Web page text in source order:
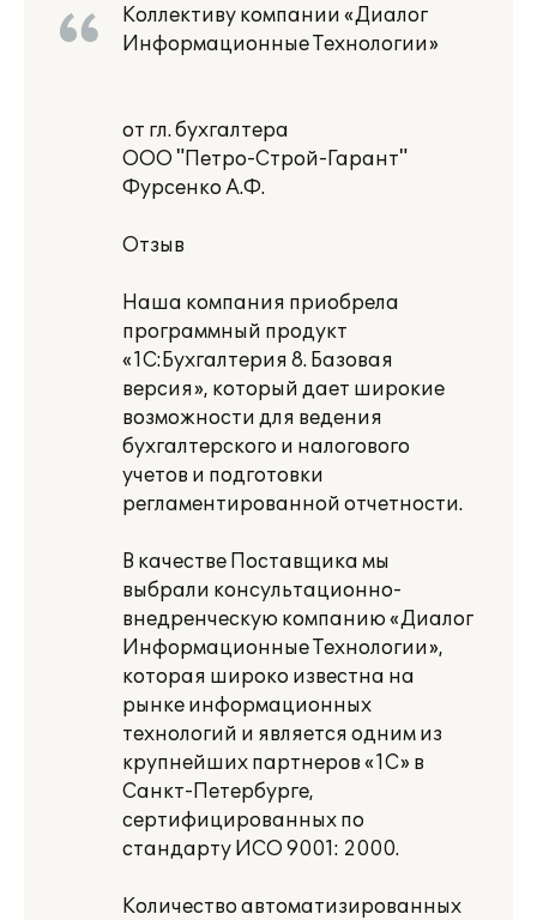
Коллективу компании «Диалог
Информационные Технологии»
от гл. бухгалтера
ООО "Петро-Строй-Гарант"
Фурсенко А.Ф.
Отзыв
Наша компания приобрела
программный продукт
«1С:Бухгалтерия 8. Базовая
версия», который дает широкие
возможности для ведения
бухгалтерского и налогового
учетов и подготовки
регламентированной отчетности.
В качестве Поставщика мы
выбрали консультационно-
внедренческую компанию «Диалог
Информационные Технологии»,
которая широко известна на
рынке информационных
технологий и является одним из
крупнейших партнеров «1С» в
Санкт-Петербурге,
сертифицированных по
стандарту ИСО 9001: 2000.
Количество автоматизированных